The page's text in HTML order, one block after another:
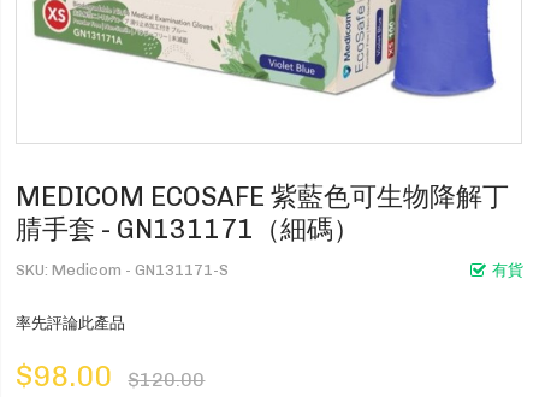
MEDICOM ECOSAFE 紫藍色可生物降解丁
腈手套 - GN131171（細碼）
有貨
SKU Medicom - GN131171-S
率先評論此產品
$98.00 $120.00